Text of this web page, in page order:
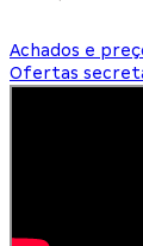
Achados e
Ofertas